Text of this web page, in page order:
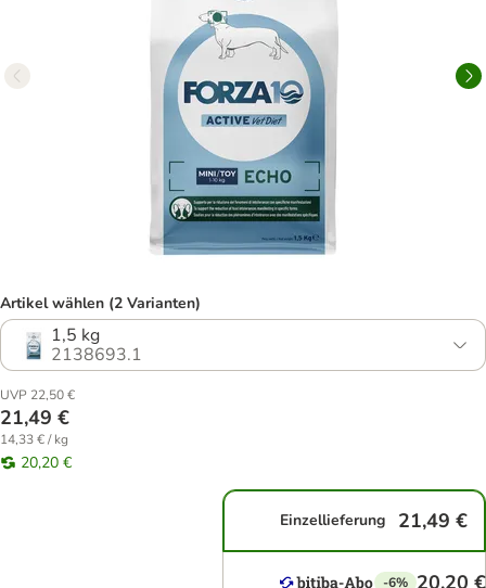
Artikel wählen (2 Varianten)
1,5 kg
2138693.1
UVP 22,50 €
21,49 €
14,33 € / kg
20,20 €
Einzellieferung 21,49 €
-6% 20,20 €